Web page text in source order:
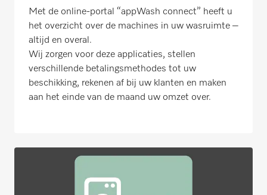
Met de online-portal “appWash connect” heeft u
het overzicht over de machines in uw wasruimte –
altijd en overal.
Wij zorgen voor deze applicaties, stellen
verschillende betalingsmethodes tot uw
beschikking, rekenen af bij uw klanten en maken
aan het einde van de maand uw omzet over.